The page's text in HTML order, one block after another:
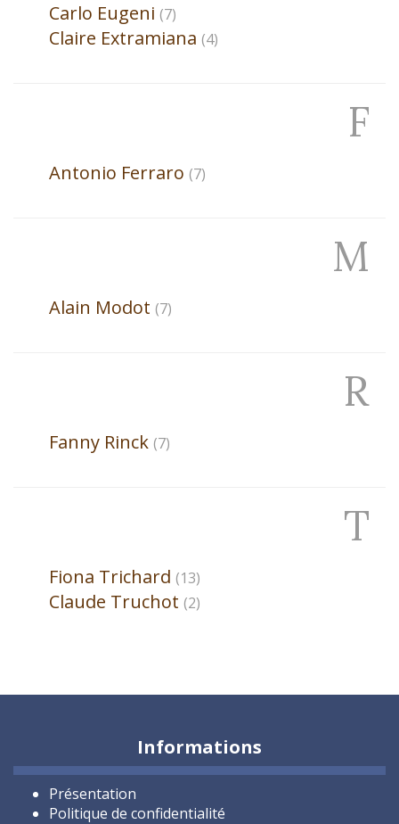
Carlo Eugeni (7)
Claire Extramiana (4)
F
Antonio Ferraro (7)
M
Alain Modot (7)
R
Fanny Rinck (7)
T
Fiona Trichard (13)
Claude Truchot (2)
Informations
Présentation
Politique de confidentialité